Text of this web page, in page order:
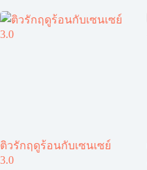
ติวรักฤดูร้อนกับเซนเซย์
3.0